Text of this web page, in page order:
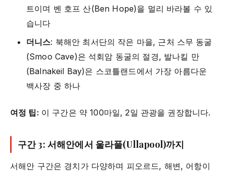
트이며 벤 호프 산(Ben Hope)을 멀리 바라볼 수 있
습니다
더니스: 북해안 최서단의 작은 마을, 근처 스무 동굴
(Smoo Cave)은 석회암 동굴의 절경, 발나킬 만
(Balnakeil Bay)은 스코틀랜드에서 가장 아름다운
백사장 중 하나
여정 팁: 이 구간은 약 100마일, 2일 관광을 권장합니다.
구간 3: 서해안에서 울라풀(Ullapool)까지
서해안 구간은 경치가 다양하며 피오르드, 해변, 어항이